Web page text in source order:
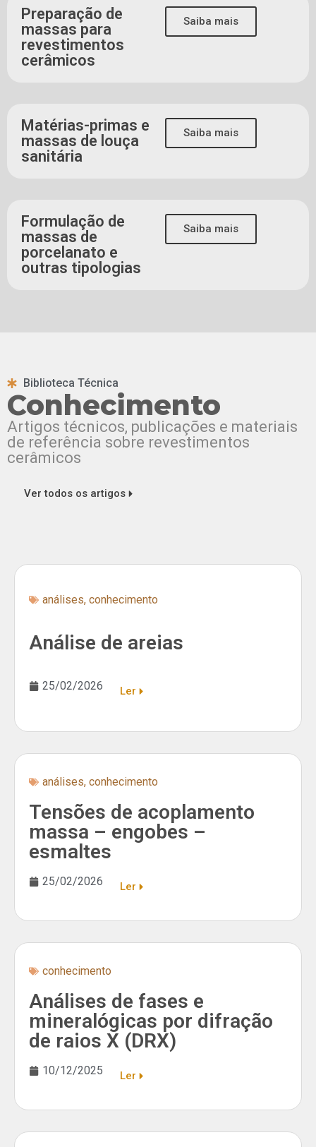
Preparação de
massas para
revestimentos
cerâmicos
Saiba mais
Matérias-primas e
massas de louça
sanitária
Saiba mais
Formulação de
massas de
porcelanato e
outras tipologias
Saiba mais
Biblioteca Técnica
Conhecimento
Artigos técnicos, publicações e materiais
de referência sobre revestimentos
cerâmicos
Ver todos os artigos
análises, conhecimento
Análise de areias
25/02/2026 Ler
análises, conhecimento
Tensões de acoplamento
massa – engobes –
esmaltes
25/02/2026 Ler
conhecimento
Análises de fases e
mineralógicas por difração
de raios X (DRX)
10/12/2025 Ler